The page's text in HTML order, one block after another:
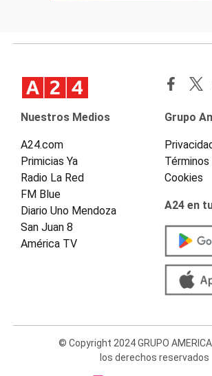
Nuestros Medios
A24.com
Primicias Ya
Radio La Red
FM Blue
Diario Uno Mendoza
San Juan 8
América TV
Grupo
Cookies
A24 en
© Copyright 2024 GRUPO
los derechos reservados